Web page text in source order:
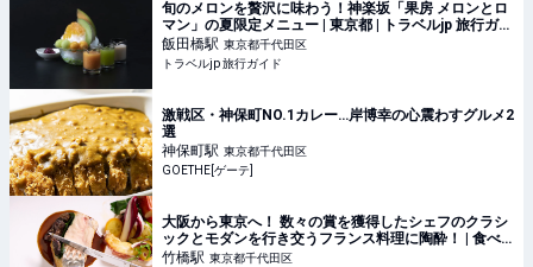
旬のメロンを贅沢に味わう！神楽坂「果房 メロンとロ
マン」の夏限定メニュー | 東京都 | トラベルjp 旅行ガイ
ド
飯田橋駅 東京都千代田区
トラベルjp 旅行ガイド
激戦区・神保町NO.1カレー…岸博幸の心震わすグルメ2
選
神保町駅 東京都千代田区
GOETHE[ゲーテ]
大阪から東京へ！ 数々の賞を獲得したシェフのクラシ
ックとモダンを行き交うフランス料理に陶酔！ | 食べ
ログマガジン
竹橋駅 東京都千代田区